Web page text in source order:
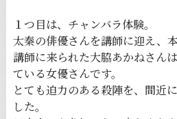
１つ目は、チャンバラ体験。
太秦の俳優さんを講師に迎え、
講師に来られた大脇あかねさん
ている女優さんです。
とても迫力のある殺陣を、間近
した。